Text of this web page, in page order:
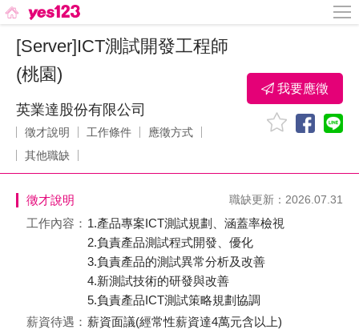
[Server]ICT測試開發工程師
(桃園)
英業達股份有限公司
徵才說明 工作條件
應徵方式
其他職缺
我要應徵
徵才說明 職缺更新：2026.07.31
工作內容： 1.產品專案ICT測試規劃、涵蓋率檢視
2.負責產品測試程式開發、優化
3.負責產品的測試異常分析及改善
4.新測試技術的研發與改善
5.負責產品ICT測試策略規劃協調
薪資待遇： 薪資面議(經常性薪資達4萬元含以上)